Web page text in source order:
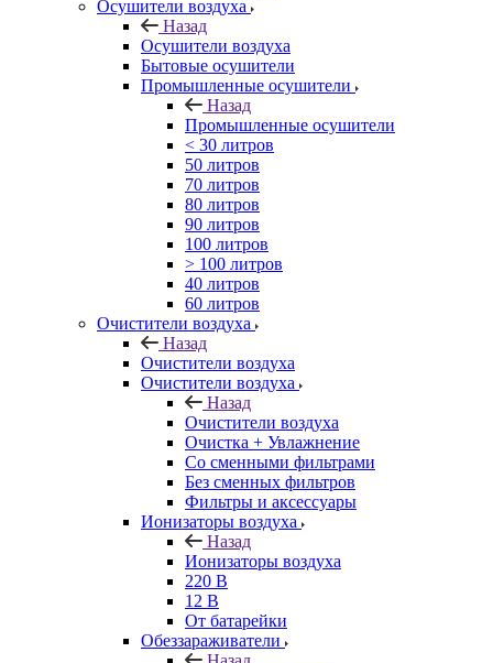
Осушители воздуха
Назад
Осушители воздуха
Бытовые осушители
Промышленные осушители
Назад
Промышленные осушители
< 30 литров
50 литров
70 литров
80 литров
90 литров
100 литров
> 100 литров
40 литров
60 литров
Очистители воздуха
Назад
Очистители воздуха
Очистители воздуха
Назад
Очистители воздуха
Очистка + Увлажнение
Cо сменными фильтрами
Без сменных фильтров
Фильтры и аксессуары
Ионизаторы воздуха
Назад
Ионизаторы воздуха
220 В
12 В
От батарейки
Обеззараживатели